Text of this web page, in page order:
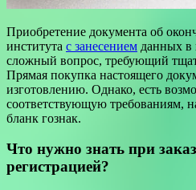
Приобретение документа об
института с занесением данных в
сложный вопрос, требующий
Прямая покупка настоящего
изготовлению. Однако, есть
соответствующую требованиям,
бланк гознак.
Что нужно знать при
регистрацией?